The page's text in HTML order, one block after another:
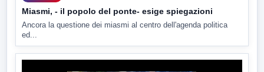
Miasmi, - il popolo del ponte- esige spiegazioni
Ancora la questione dei miasmi al centro dell'agenda politica
ed...